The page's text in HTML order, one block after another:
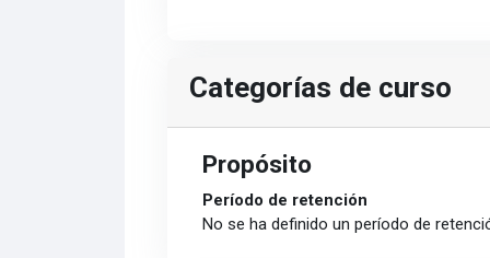
Categorías de curso
Propósito
Período de retención
No se ha definido un período de